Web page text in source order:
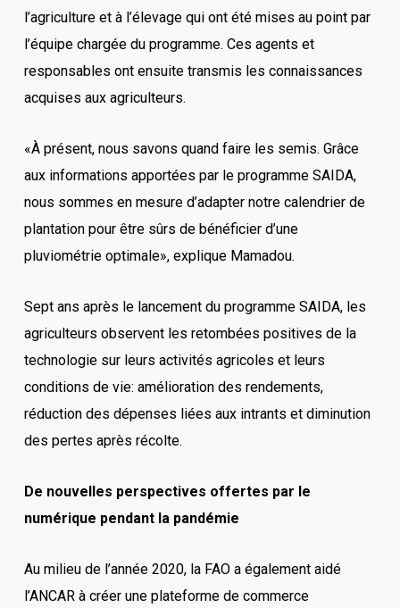
l’agriculture et à l’élevage qui ont été mises au point par
l’équipe chargée du programme. Ces agents et
responsables ont ensuite transmis les connaissances
acquises aux agriculteurs.
«À présent, nous savons quand faire les semis. Grâce
aux informations apportées par le programme SAIDA,
nous sommes en mesure d’adapter notre calendrier de
plantation pour être sûrs de bénéficier d’une
pluviométrie optimale», explique Mamadou.
Sept ans après le lancement du programme SAIDA, les
agriculteurs observent les retombées positives de la
technologie sur leurs activités agricoles et leurs
conditions de vie: amélioration des rendements,
réduction des dépenses liées aux intrants et diminution
des pertes après récolte.
De nouvelles perspectives offertes par le
numérique pendant la pandémie
Au milieu de l’année 2020, la FAO a également aidé
l’ANCAR à créer une plateforme de commerce